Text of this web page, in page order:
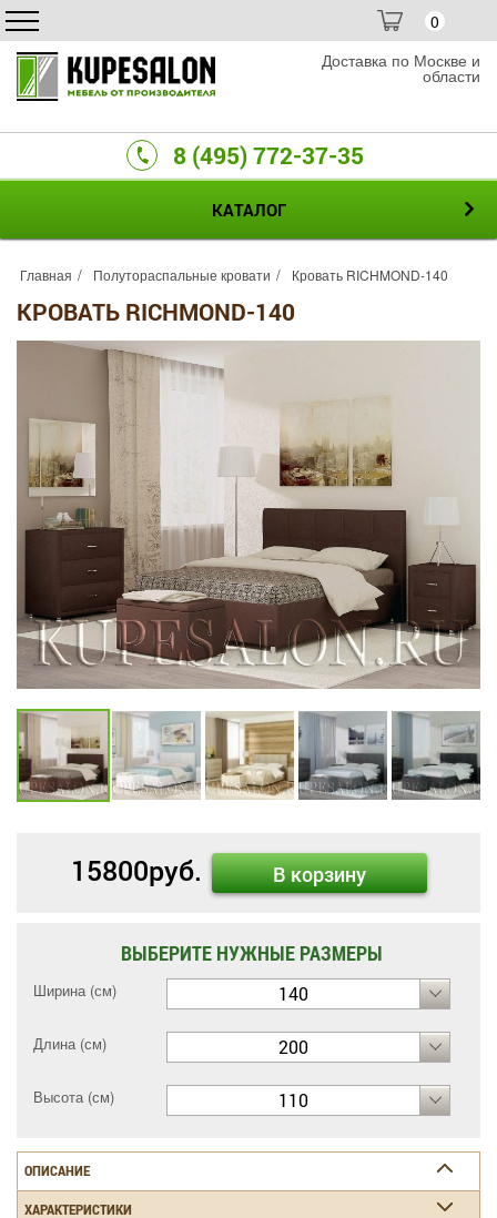
0
Доставка по Москве и
области
8 (495) 772-37-35
КАТАЛОГ
Главная Полутораспальные кровати Кровать RICHMOND-140
КРОВАТЬ RICHMOND-140
15800руб. В корзину
ВЫБЕРИТЕ НУЖНЫЕ РАЗМЕРЫ
Ширина (см) 140
Длина (см) 200
Высота (см) 110
ОПИСАНИЕ
ХАРАКТЕРИСТИКИ